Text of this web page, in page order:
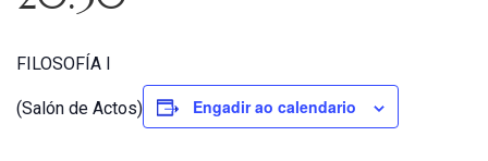
FILOSOFÍA I
(Salón de Actos) Engadir ao calendario